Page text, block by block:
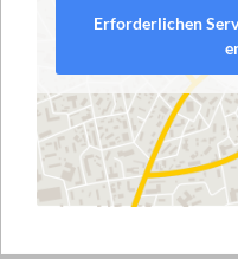
Erforderlichen